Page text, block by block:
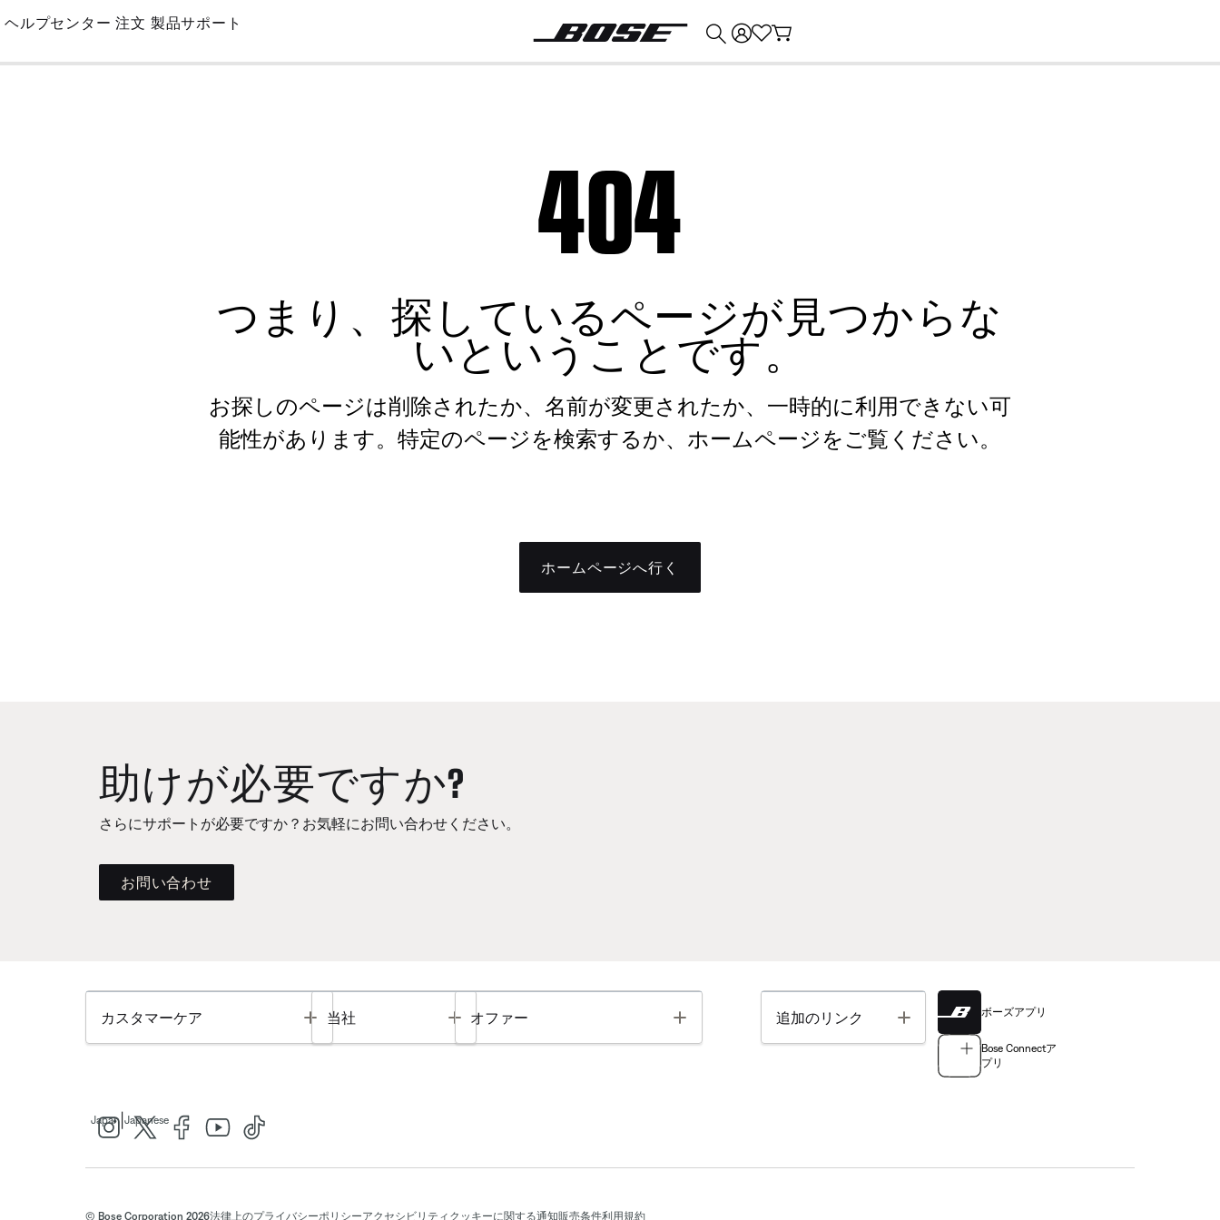
Skip
Main
ヘルプセンター 注文 製品サポート
404
つまり、探しているページが見つからな
いということです。
お探しのページは削除されたか、名前が変更されたか、一時的に利用できない可
能性があります。特定のページを検索するか、ホームページをご覧ください。
ホームページへ行く
助けが必要ですか?
さらにサポートが必要ですか？お気軽にお問い合わせください。
お問い合わせ
カスタマーケア Toggle
当社 Toggle
オファー Toggle 追加のリンク Toggle ボーズアプリ
Bose Connectア
プリ
Japan Japanese
© Bose Corporation 2026法律上のプライバシーポリシーアクセシビリティ クッキーに関する通知販売条件利用規約